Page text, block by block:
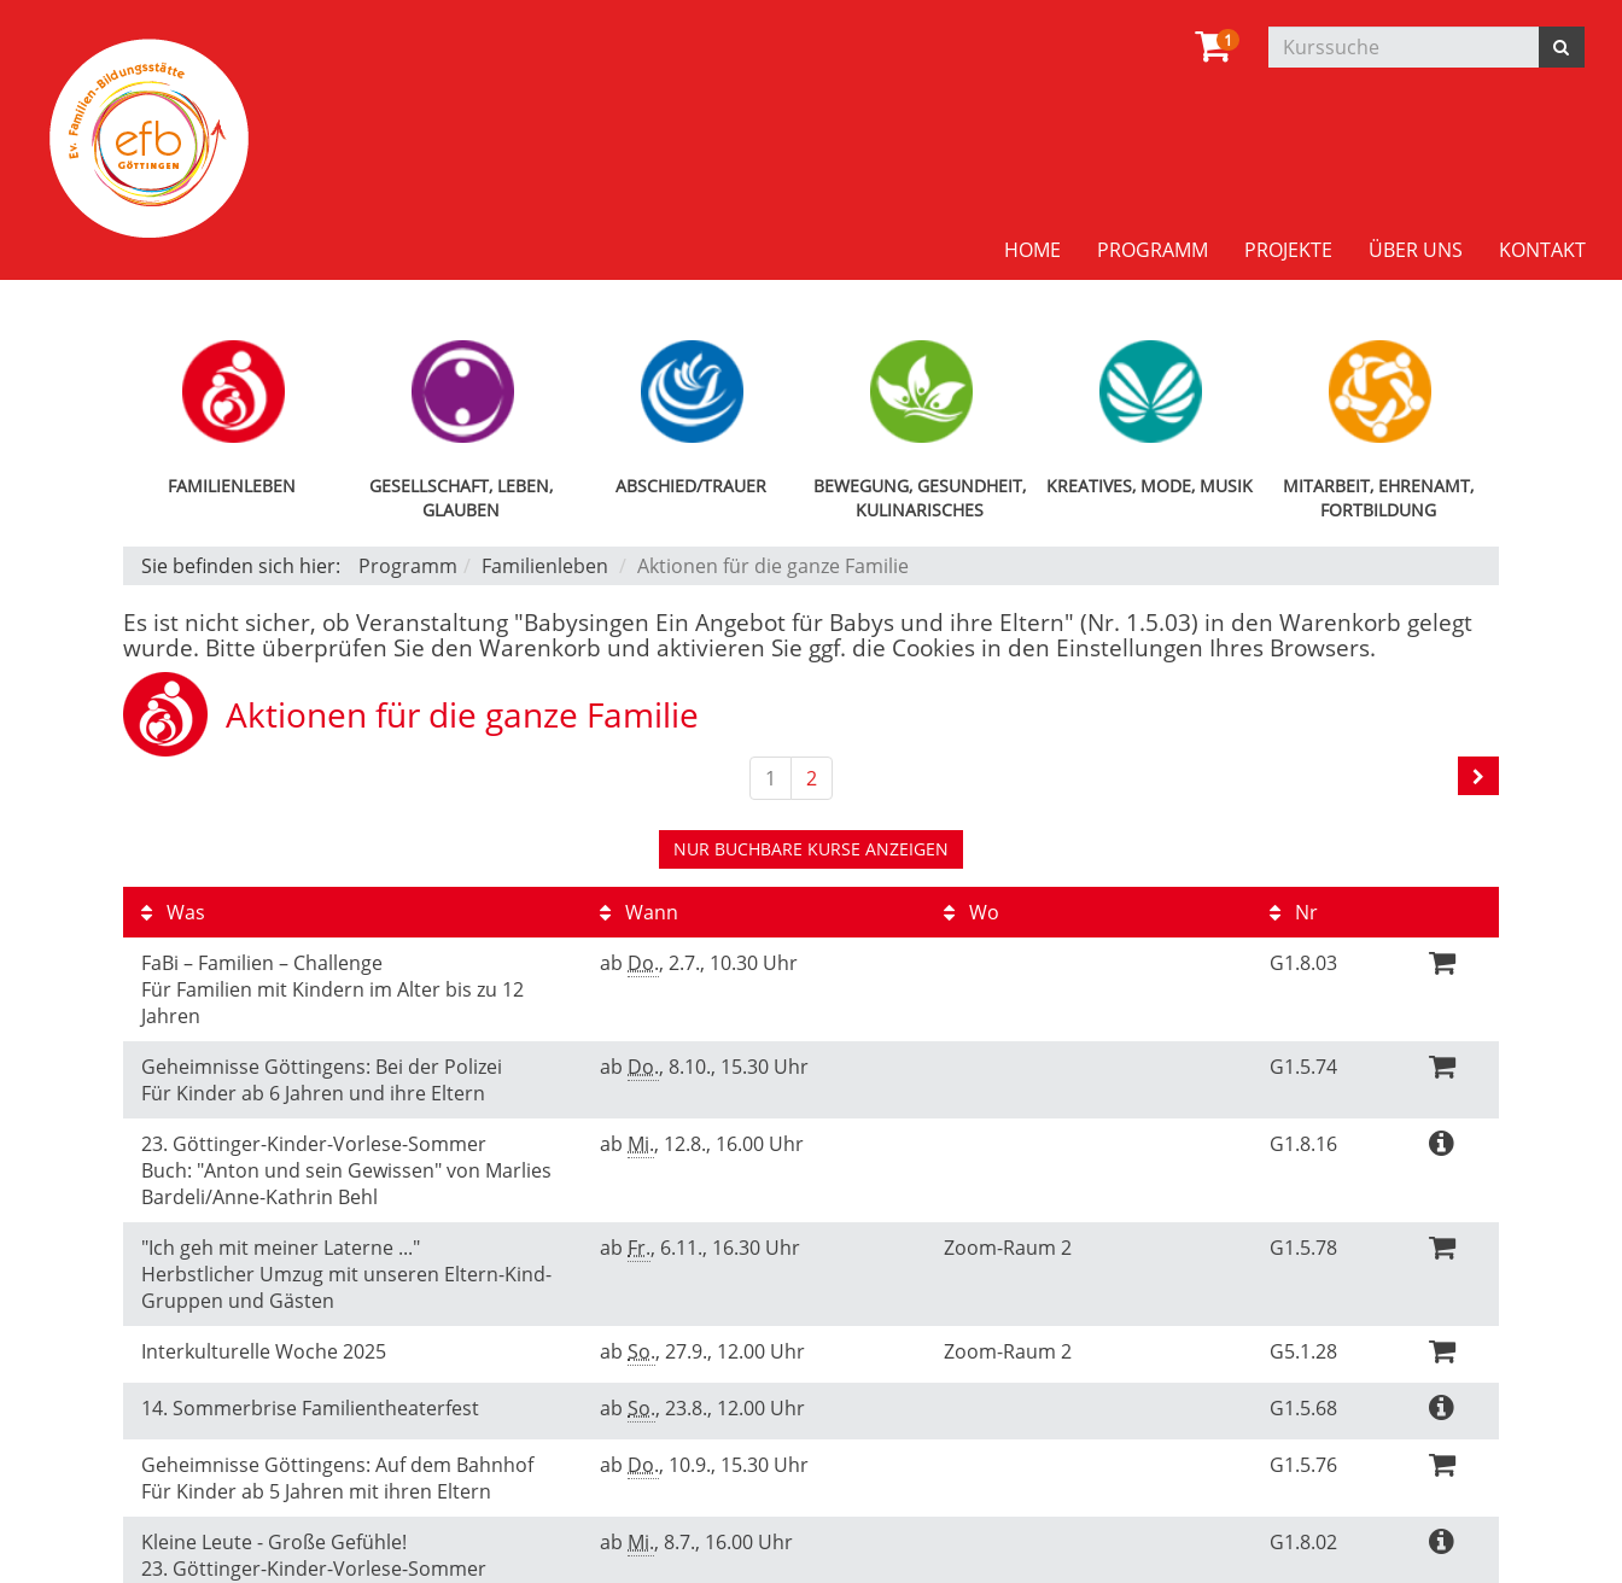
1
HOME PROGRAMM PROJEKTE ÜBER UNS KONTAKT
FAMILIENLEBEN
GESELLSCHAFT, LEBEN,
GLAUBEN
ABSCHIED/TRAUER
BEWEGUNG, GESUNDHEIT,
KULINARISCHES
KREATIVES, MODE, MUSIK
MITARBEIT, EHRENAMT,
FORTBILDUNG
Sie befinden sich hier: Programm Familienleben Aktionen für die ganze Familie
Es ist nicht sicher, ob Veranstaltung "Babysingen Ein Angebot für Babys und ihre Eltern" (Nr. 1.5.03) in den Warenkorb gelegt
wurde. Bitte überprüfen Sie den Warenkorb und aktivieren Sie ggf. die Cookies in den Einstellungen Ihres Browsers.
Aktionen für die ganze Familie
1 2
NUR BUCHBARE KURSE ANZEIGEN
Was Wann Wo
Nr
FaBi – Familien – Challenge
Für Familien mit Kindern im Alter bis zu 12
Jahren
ab Do., 2.7., 10.30 Uhr G1.8.03
Geheimnisse Göttingens: Bei der Polizei
Für Kinder ab 6 Jahren und ihre Eltern
ab Do., 8.10., 15.30 Uhr G1.5.74
23. Göttinger-Kinder-Vorlese-Sommer
Buch: "Anton und sein Gewissen" von Marlies
Bardeli/Anne-Kathrin Behl
ab Mi., 12.8., 16.00 Uhr G1.8.16
"Ich geh mit meiner Laterne ..."
Herbstlicher Umzug mit unseren Eltern-Kind-
Gruppen und Gästen
ab Fr., 6.11., 16.30 Uhr Zoom-Raum 2 G1.5.78
Interkulturelle Woche 2025 ab So., 27.9., 12.00 Uhr Zoom-Raum 2 G5.1.28
14. Sommerbrise Familientheaterfest ab So., 23.8., 12.00 Uhr G1.5.68
Geheimnisse Göttingens: Auf dem Bahnhof
Für Kinder ab 5 Jahren mit ihren Eltern
ab Do., 10.9., 15.30 Uhr G1.5.76
Kleine Leute - Große Gefühle!
23. Göttinger-Kinder-Vorlese-Sommer
ab Mi., 8.7., 16.00 Uhr G1.8.02